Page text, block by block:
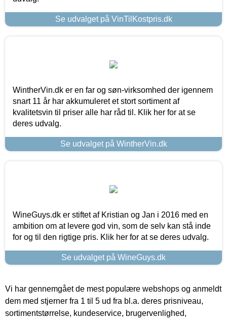
Se udvalget på VinTilKostpris.dk
WintherVin.dk er en far og søn-virksomhed der igennem
snart 11 år har akkumuleret et stort sortiment af
kvalitetsvin til priser alle har råd til. Klik her for at se
deres udvalg.
Se udvalget på WintherVin.dk
WineGuys.dk er stiftet af Kristian og Jan i 2016 med en
ambition om at levere god vin, som de selv kan stå inde
for og til den rigtige pris. Klik her for at se deres udvalg.
Se udvalget på WineGuys.dk
Vi har gennemgået de mest populære webshops og anmeldt
dem med stjerner fra 1 til 5 ud fra bl.a. deres prisniveau,
sortimentstørrelse, kundeservice, brugervenlighed,